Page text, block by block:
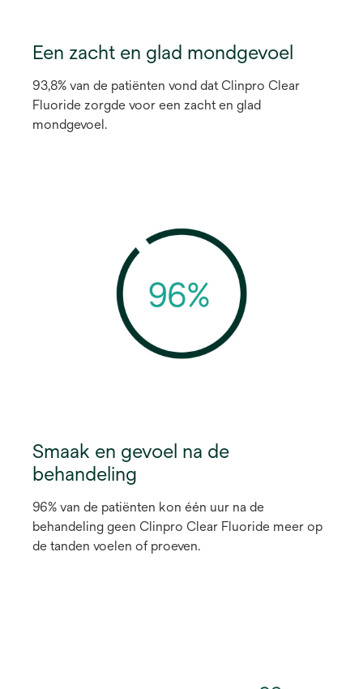
Een zacht en glad mondgevoel
93,8% van de patiënten vond dat Clinpro Clear
Fluoride zorgde voor een zacht en glad
mondgevoel.
Smaak en gevoel na de
behandeling
96% van de patiënten kon één uur na de
behandeling geen Clinpro Clear Fluoride meer op
de tanden voelen of proeven.